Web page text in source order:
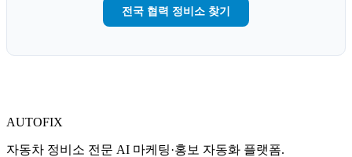
전국 협력 정비소 찾기
AUTOFIX
자동차 정비소 전문 AI 마케팅·홍보 자동화 플랫폼.